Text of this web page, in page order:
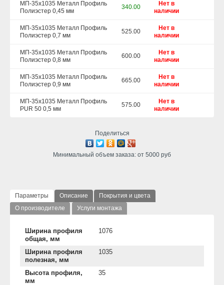
МП-35х1035 Металл Профиль
Полиэстер 0,45 мм
340.00
Нет в
наличии
МП-35х1035 Металл Профиль
Полиэстер 0,7 мм
525.00
Нет в
наличии
МП-35х1035 Металл Профиль
Полиэстер 0,8 мм
600.00
Нет в
наличии
МП-35х1035 Металл Профиль
Полиэстер 0,9 мм
665.00
Нет в
наличии
МП-35х1035 Металл Профиль
PUR 50 0,5 мм
575.00
Нет в
наличии
Поделиться
Минимальный объем заказа: от 5000 руб
Параметры Описание
Покрытия и цвета
О производителе
Услуги монтажа
Ширина профиля
общая, мм
1076
Ширина профиля
полезная, мм
1035
Высота профиля,
мм
35